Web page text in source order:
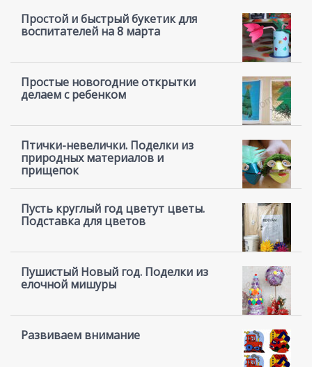
Простой и быстрый букетик для
воспитателей на 8 марта
Простые новогодние открытки
делаем с ребенком
Птички-невелички. Поделки из
природных материалов и
прищепок
Пусть круглый год цветут цветы.
Подставка для цветов
Пушистый Новый год. Поделки из
елочной мишуры
Развиваем внимание